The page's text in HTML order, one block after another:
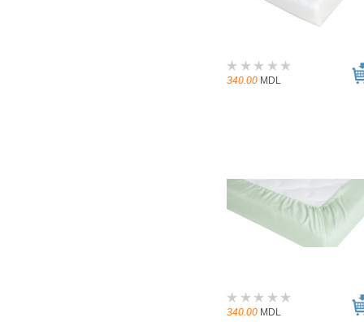
340.00 MDL
340.00 MDL